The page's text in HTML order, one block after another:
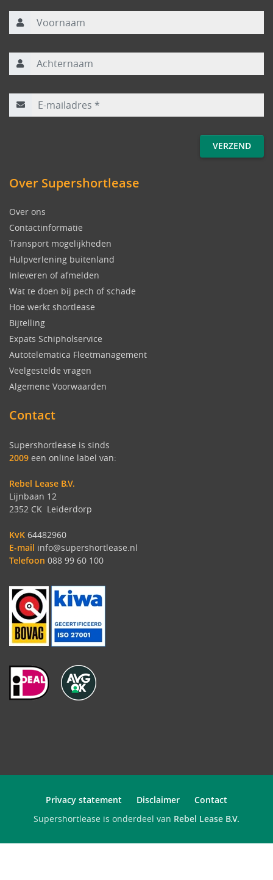
Over Supershortlease
Over ons
Contactinformatie
Transport mogelijkheden
Hulpverlening buitenland
Inleveren of afmelden
Wat te doen bij pech of schade
Hoe werkt shortlease
Bijtelling
Expats Schipholservice
Autotelematica Fleetmanagement
Veelgestelde vragen
Algemene Voorwaarden
Contact
Supershortlease is sinds
2009 een online label van:
Rebel Lease B.V.
Lijnbaan 12
2352 CK Leiderdorp
KvK 64482960
E-mail info@supershortlease.nl
Telefoon 088 99 60 100
Privacy statement Disclaimer
Contact
Supershortlease is onderdeel van Rebel Lease B.V.